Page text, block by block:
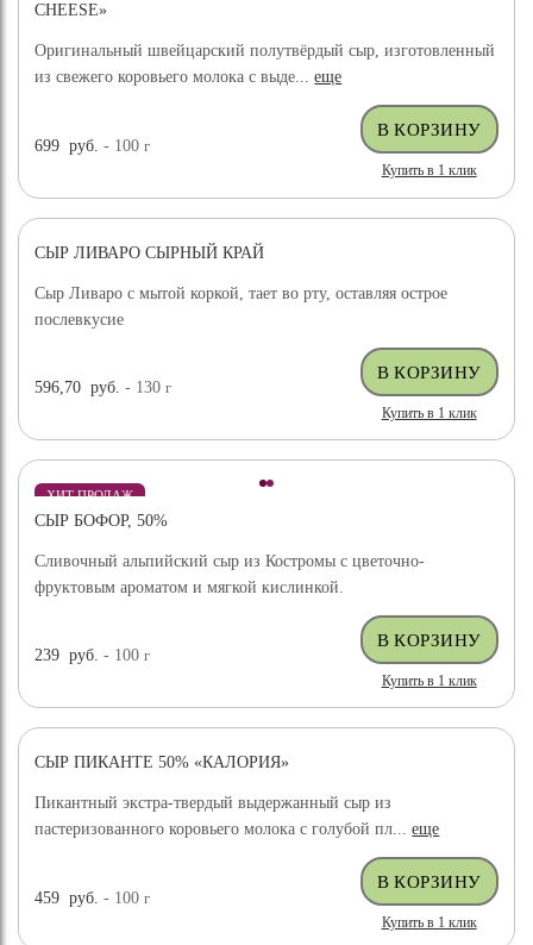
CHEESE»
Оригинальный швейцарский полутвёрдый сыр, изготовленный
из свежего коровьего молока с выде...еще
699 руб. - 100г
Купить в 1 клик
СЫР ЛИВАРО СЫРНЫЙ КРАЙ
Сыр Ливаро с мытой коркой, тает во рту, оставляя острое
послевкусие
596,70 руб. - 130г
Купить в 1 клик
ХИТ ПРОДАЖ
СЫР БОФОР, 50%
Сливочный альпийский сыр из Костромы с цветочно-
фруктовым ароматом и мягкой кислинкой.
239 руб. - 100г
Купить в 1 клик
СЫР ПИКАНТЕ 50% «КАЛОРИЯ»
Пикантный экстра-твердый выдержанный сыр из
пастеризованного коровьего молока с голубой пл...еще
459 руб. - 100г
Купить в 1 клик